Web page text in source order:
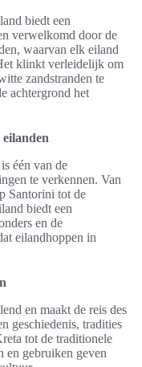
biedt een
verwelkomd door de
waarvan elk eiland
klinkt verleidelijk om
zandstranden te
achtergrond het
is één van de
te verkennen. Van
Santorini tot de
biedt een
en de
eilandhoppen in
en maakt de reis des
geschiedenis, tradities
tot de traditionele
en gebruiken geven